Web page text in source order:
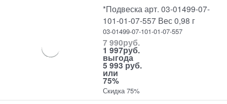
*Подвеска арт. 03-01499-07-
101-01-07-557 Вес 0,98 г
03-01499-07-101-01-07-557
7 990руб.
1 997руб.
выгода
5 993 руб.
или
75%
Скидка 75%